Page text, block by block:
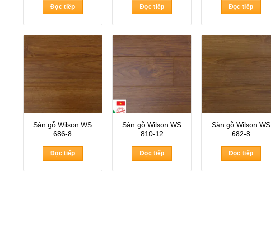
Đọc tiếp Đọc tiếp Đọc tiếp
Sàn gỗ Wilson WS
686-8
Đọc tiếp
Sàn gỗ Wilson WS
810-12
Đọc tiếp
Sàn gỗ Wilson WS
682-8
Đọc tiếp